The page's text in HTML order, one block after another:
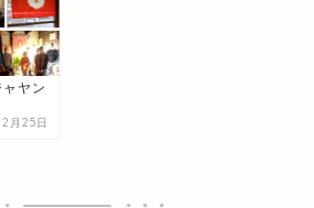
ヤン
月25日